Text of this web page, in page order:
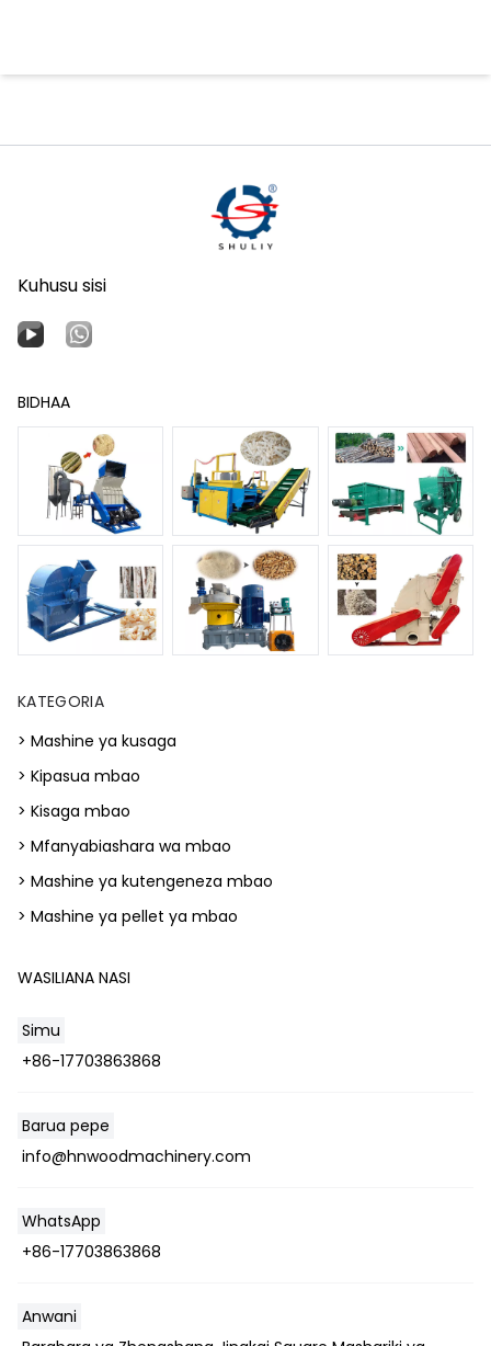
Kuhusu sisi
BIDHAA
KATEGORIA
> Mashine ya kusaga
> Kipasua mbao
> Kisaga mbao
> Mfanyabiashara wa mbao
> Mashine ya kutengeneza mbao
> Mashine ya pellet ya mbao
WASILIANA NASI
Simu
+86-17703863868
Barua pepe
info@hnwoodmachinery.com
WhatsApp
+86-17703863868
Anwani